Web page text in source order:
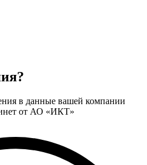
в данные вашей компании
от АО «ИКТ»